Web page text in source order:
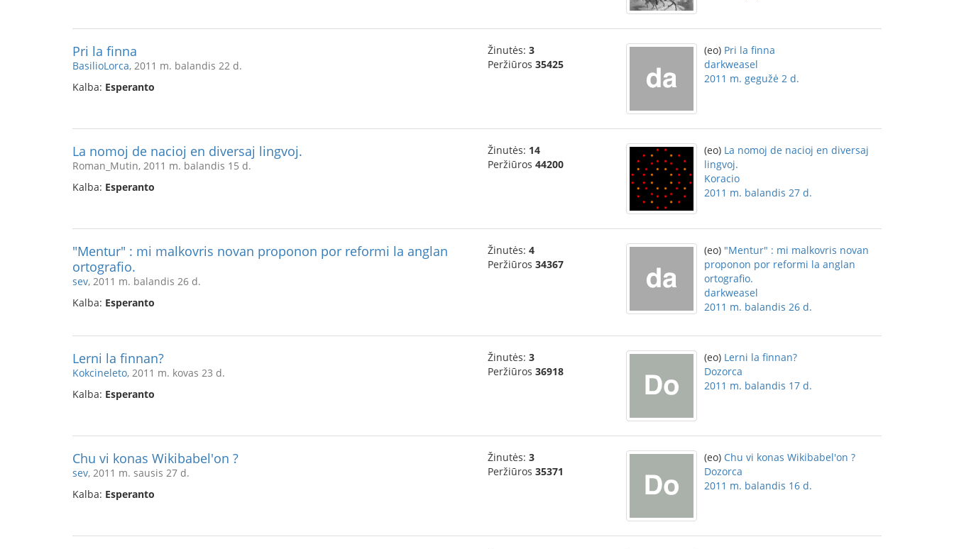
Pri la finna
BasilioLorca, 2011 m. balandis 22 d.
Kalba: Esperanto
Žinutės: 3
Peržiūros 35425
(eo) Pri la finna
darkweasel
2011 m. gegužė 2 d.
La nomoj de nacioj en diversaj lingvoj.
Roman_Mutin, 2011 m. balandis 15 d.
Kalba: Esperanto
Žinutės: 14
Peržiūros 44200
(eo) La nomoj de nacioj en diversaj
lingvoj.
Koracio
2011 m. balandis 27 d.
"Mentur" : mi malkovris novan proponon por reformi la anglan
ortografio.
sev, 2011 m. balandis 26 d.
Kalba: Esperanto
Žinutės: 4
Peržiūros 34367
(eo) "Mentur" : mi malkovris novan
proponon por reformi la anglan
ortografio.
darkweasel
2011 m. balandis 26 d.
Lerni la finnan?
Kokcineleto, 2011 m. kovas 23 d.
Kalba: Esperanto
Žinutės: 3
Peržiūros 36918
(eo) Lerni la finnan?
Dozorca
2011 m. balandis 17 d.
Chu vi konas Wikibabel'on ?
sev, 2011 m. sausis 27 d.
Kalba: Esperanto
Žinutės: 3
Peržiūros 35371
(eo) Chu vi konas Wikibabel'on ?
Dozorca
2011 m. balandis 16 d.